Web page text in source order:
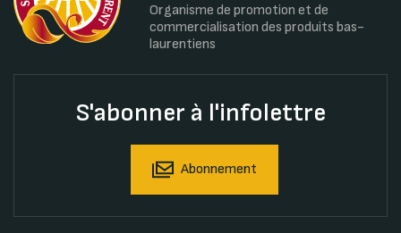
Organisme de promotion et de
commercialisation des produits bas-
laurentiens
S'abonner à l'infolettre
Abonnement